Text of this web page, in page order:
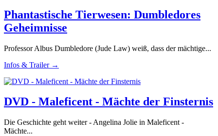
Phantastische Tierwesen: Dumbledores
Geheimnisse
Professor Albus Dumbledore (Jude Law) weiß, dass der mächtige...
Infos & Trailer →
DVD - Maleficent - Mächte der Finsternis
Die Geschichte geht weiter - Angelina Jolie in Maleficent -
Mächte...